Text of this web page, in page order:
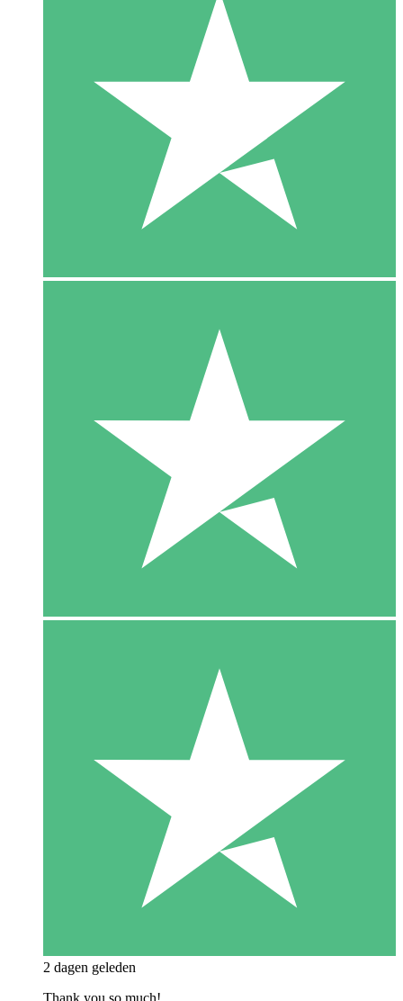
2 dagen geleden
Thank you so much!